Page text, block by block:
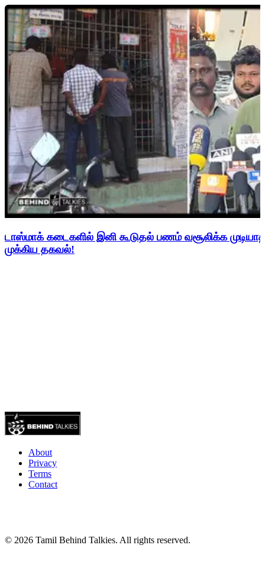
டாஸ்மாக் கடைகளில் இனி கூடுதல் பணம் வசூலிக்க
முக்கிய தகவல்!
About
Privacy
Terms
Contact
© 2026 Tamil Behind Talkies. All rights reserved.